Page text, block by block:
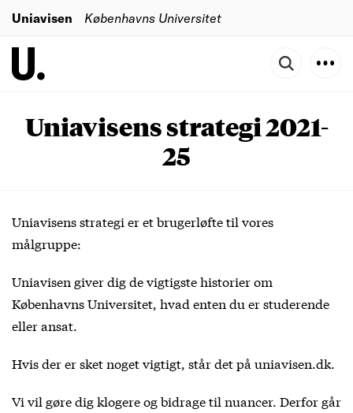
Uniavisen Københavns Universitet
Uniavisens strategi 2021-
25
Uniavisens strategi er et brugerløfte til vores
målgruppe:
Uniavisen giver dig de vigtigste historier om
Københavns Universitet, hvad enten du er studerende
eller ansat.
Hvis der er sket noget vigtigt, står det på uniavisen.dk.
Vi vil gøre dig klogere og bidrage til nuancer. Derfor går